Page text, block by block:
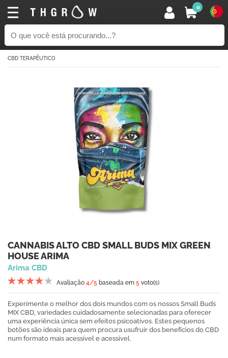
0
CBD TERAPÊUTICO
CANNABIS ALTO CBD SMALL BUDS MIX GREEN
HOUSE ARIMA
Arima CBD
Avaliação 4/5 baseada em 5 voto(s)
Experimente o melhor dos dois mundos com os nossos Small Buds
MIX CBD, variedades cuidadosamente selecionadas para oferecer
uma experiência única sem efeitos psicoativos. Estes pequenos
botões são ideais para quem procura usufruir dos benefícios do CBD
num formato mais acessível e acessível.